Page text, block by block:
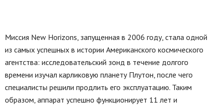
Миссия New Horizons, запущенная в 2006 году, стала одной
из самых успешных в истории Американского космического
агентства: исследовательский зонд в течение долгого
времени изучал карликовую планету Плутон, после чего
специалисты решили продлить его эксплуатацию. Таким
образом, аппарат успешно функционирует 11 лет и